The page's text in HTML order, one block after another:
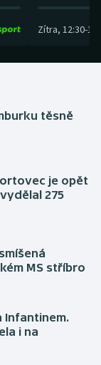
Zítra, 12:30-
těsně
je opět
275
MS stříbro
Infantinem.
i na